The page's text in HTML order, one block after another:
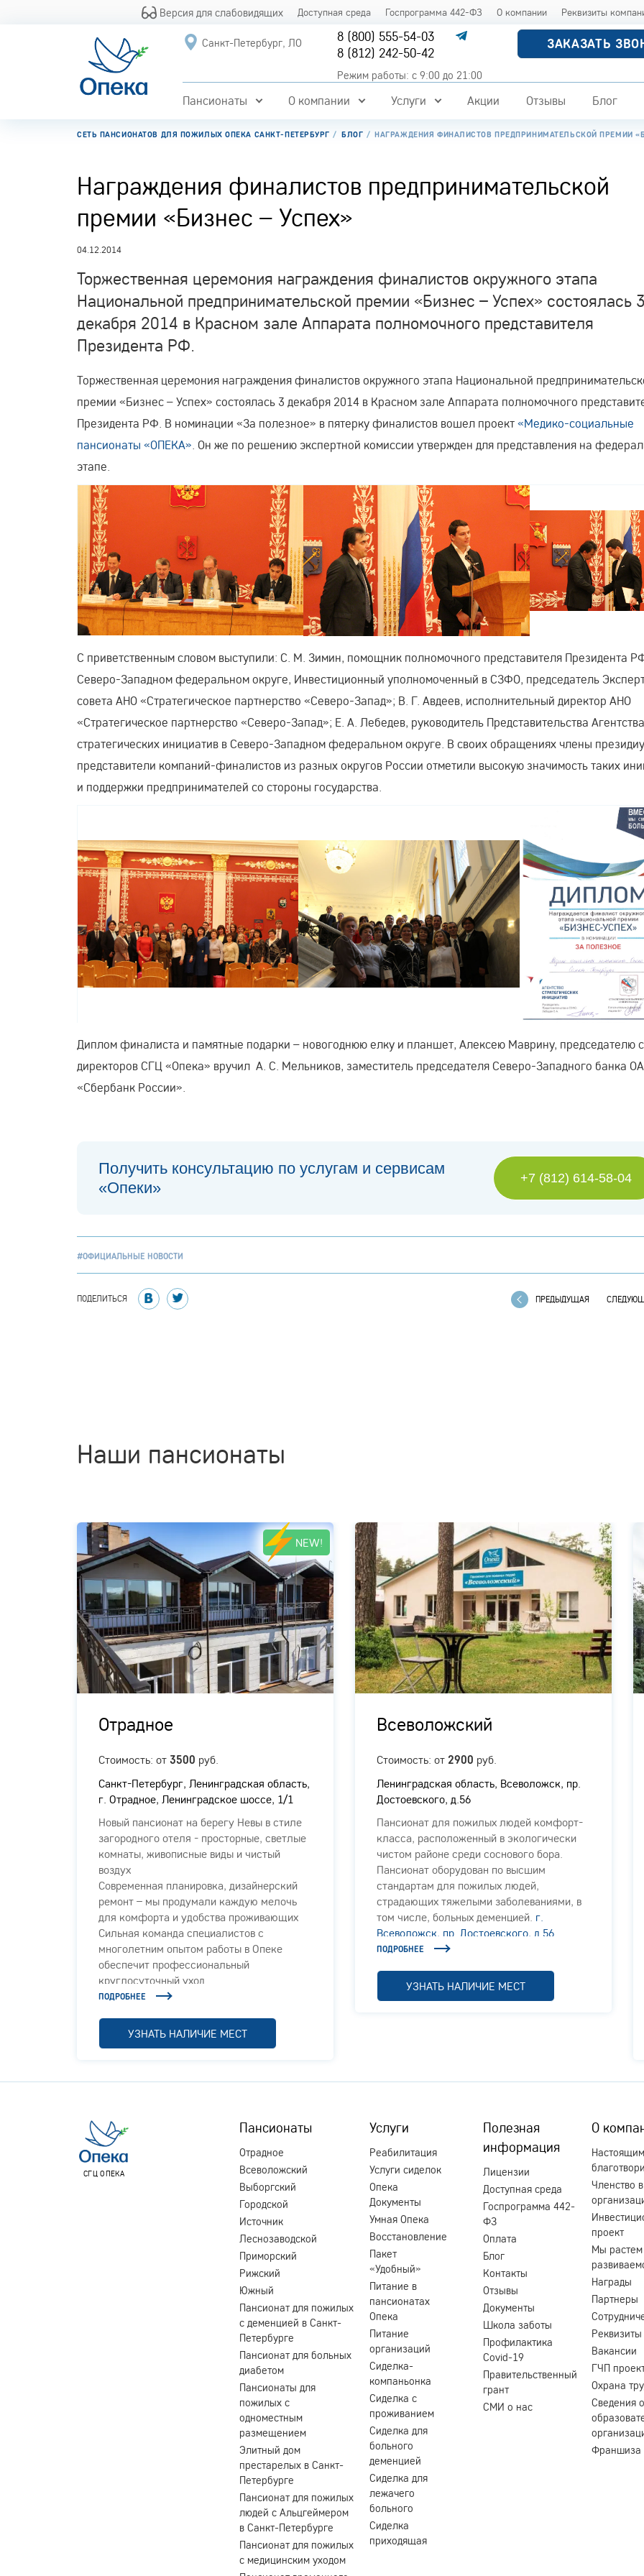
Версия для слабовидящих Доступная среда Госпрограмма 442-ФЗ О компании Реквизиты
Санкт-Петербург, ЛО
8 (800) 555-54-03
8 (812) 242-50-42
Режим работы: с 9:00 до 21:00
ЗАКАЗАТЬ
Пансионаты О компании Услуги Акции Отзывы Блог
СЕТЬ ПАНСИОНАТОВ ДЛЯ ПОЖИЛЫХ ОПЕКА САНКТ-ПЕТЕРБУРГ БЛОГ НАГРАЖДЕНИЯ ФИНАЛИСТОВ ПРЕДПРИНИМАТЕЛЬСКОЙ ПРЕМИИ
Награждения финалистов предпринимательской
премии «Бизнес – Успех»
04.12.2014
Торжественная церемония награждения финалистов окружного этапа
Национальной предпринимательской премии «Бизнес – Успех» состоялась 3
декабря 2014 в Красном зале Аппарата полномочного представителя
Президента РФ.
Торжественная церемония награждения финалистов окружного этапа Национальной
премии «Бизнес – Успех» состоялась 3 декабря 2014 в Красном зале Аппарата полномочного
Президента РФ. В номинации «За полезное» в пятерку финалистов вошел проект«Медико-социальные
пансионаты «ОПЕКА» . Он же по решению экспертной комиссии утвержден для представления на
этапе.
С приветственным словом выступили: С. М. Зимин, помощник полномочного представителя Президента
Северо-Западном федеральном округе, Инвестиционный уполномоченный в СЗФО, председатель
совета АНО «Стратегическое партнерство «Северо-Запад»; В. Г. Авдеев, исполнительный директор АНО
«Стратегическое партнерство «Северо-Запад»; Е. А. Лебедев, руководитель Представительства Агентства
стратегических инициатив в Северо-Западном федеральном округе. В своих обращениях члены
представители компаний-финалистов из разных округов России отметили высокую значимость таких
и поддержки предпринимателей со стороны государства.
Диплом финалиста и памятные подарки – новогоднюю елку и планшет, Алексею Маврину, председателю
директоров СГЦ «Опека» вручил А. С. Мельников, заместитель председателя Северо-Западного банка
«Сбербанк России».
Получить консультацию по услугам и сервисам
«Опеки»
+7 (812) 614-58-04
#ОФИЦИАЛЬНЫЕ НОВОСТИ
ПОДЕЛИТЬСЯ ПРЕДЫДУЩАЯ
Наши пансионаты
NEW!
Отрадное
Стоимость: от 3500 руб.
Санкт-Петербург, Ленинградская область,
г. Отрадное, Ленинградское шоссе, 1/1
Новый пансионат на берегу Невы в стиле
загородного отеля - просторные, светлые
комнаты, живописные виды и чистый
воздух
Современная планировка, дизайнерский
ремонт – мы продумали каждую мелочь
для комфорта и удобства проживающих
Сильная команда специалистов с
многолетним опытом работы в Опеке
обеспечит профессиональный
круглосуточный уход
ПОДРОБНЕЕ
УЗНАТЬ НАЛИЧИЕ МЕСТ
Всеволожский
Стоимость: от 2900 руб.
Ленинградская область, Всеволожск, пр.
Достоевского, д.56
Пансионат для пожилых людей комфорт-
класса, расположенный в экологически
чистом районе среди соснового бора.
Пансионат оборудован по высшим
стандартам для пожилых людей,
страдающих тяжелыми заболеваниями, в
том числе, больных деменцией. г.
Всеволожск, пр. Достоевского, д.56
ПОДРОБНЕЕ
УЗНАТЬ НАЛИЧИЕ МЕСТ
СГЦ ОПЕКА
Пансионаты
Отрадное
Всеволожский
Выборгский
Городской
Источник
Леснозаводской
Приморский
Рижский
Южный
Пансионат для пожилых
с деменцией в Санкт-
Петербурге
Пансионат для больных
диабетом
Пансионаты для
пожилых с
одноместным
размещением
Элитный дом
престарелых в Санкт-
Петербурге
Пансионат для пожилых
людей с Альцгеймером
в Санкт-Петербурге
Пансионат для пожилых
с медицинским уходом
Услуги
Реабилитация
Услуги сиделок
Опека
Документы
Умная Опека
Восстановление
Пакет
«Удобный»
Питание в
пансионатах
Опека
Питание
организаций
Сиделка-
компаньонка
Сиделка с
проживанием
Сиделка для
больного
деменцией
Сиделка для
лежачего
больного
Сиделка
приходящая
Полезная
информация
Лицензии
Доступная среда
Госпрограмма 442-
ФЗ
Оплата
Блог
Контакты
Отзывы
Документы
Школа заботы
Профилактика
Covid-19
Правительственный
грант
СМИ о нас
О
Настоящим
Членство в
проект
Мы растем
Награды
Партнеры
Вакансии
ГЧП
Охрана
Сведения
Франшиза